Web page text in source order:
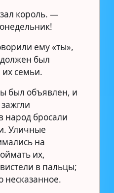
король. —
ему «ты»,
был
их семьи.
был объявлен, и
бросали
Уличные
на
их,
в пальцы;
несказанное.